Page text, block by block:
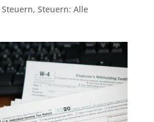
Steuern, Steuern: Alle